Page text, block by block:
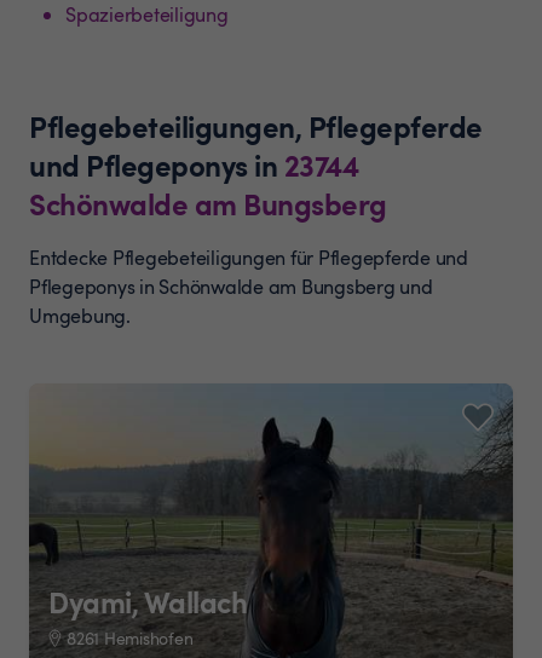
Spazierbeteiligung
Pflegebeteiligungen, Pflegepferde
und Pflegeponys in 23744
Schönwalde am Bungsberg
Entdecke Pflegebeteiligungen für Pflegepferde und
Pflegeponys in Schönwalde am Bungsberg und
Umgebung.
Dyami, Wallach
8261 Hemishofen